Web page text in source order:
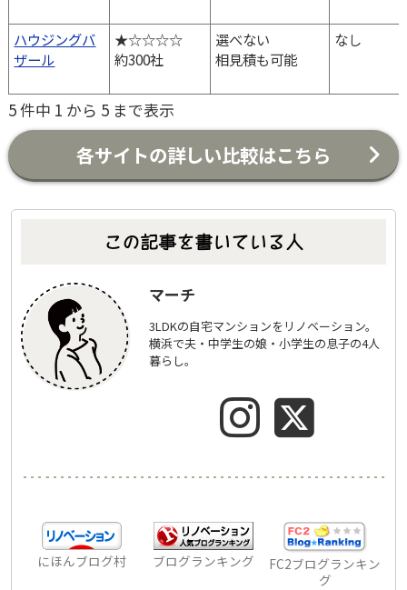
ハウジングバ
ザール
★☆☆☆☆
約300社
選べない
相見積も可能
なし
5 件中 1 から 5 まで表示
各サイトの詳しい比較はこちら
この記事を書いている人
マーチ
3LDKの自宅マンションをリノベーション。
横浜で夫・中学生の娘・小学生の息子の4人
暮らし。
にほんブログ村 ブログランキング
FC2ブログランキン
グ